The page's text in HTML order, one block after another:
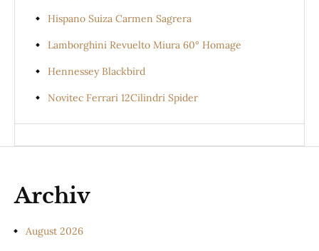
Hispano Suiza Carmen Sagrera
Lamborghini Revuelto Miura 60° Homage
Hennessey Blackbird
Novitec Ferrari 12Cilindri Spider
Archiv
August 2026